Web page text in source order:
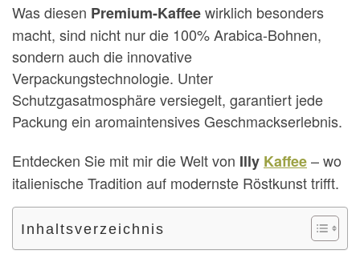
Was diesen Premium-Kaffeewirklich besonders
macht, sind nicht nur die 100% Arabica-Bohnen,
sondern auch die innovative
Verpackungstechnologie. Unter
Schutzgasatmosphäre versiegelt, garantiert jede
Packung ein aromaintensives Geschmackserlebnis.
Entdecken Sie mit mir die Welt von Illy Kaffee– wo
italienische Tradition auf modernste Röstkunst trifft.
Inhaltsverzeichnis